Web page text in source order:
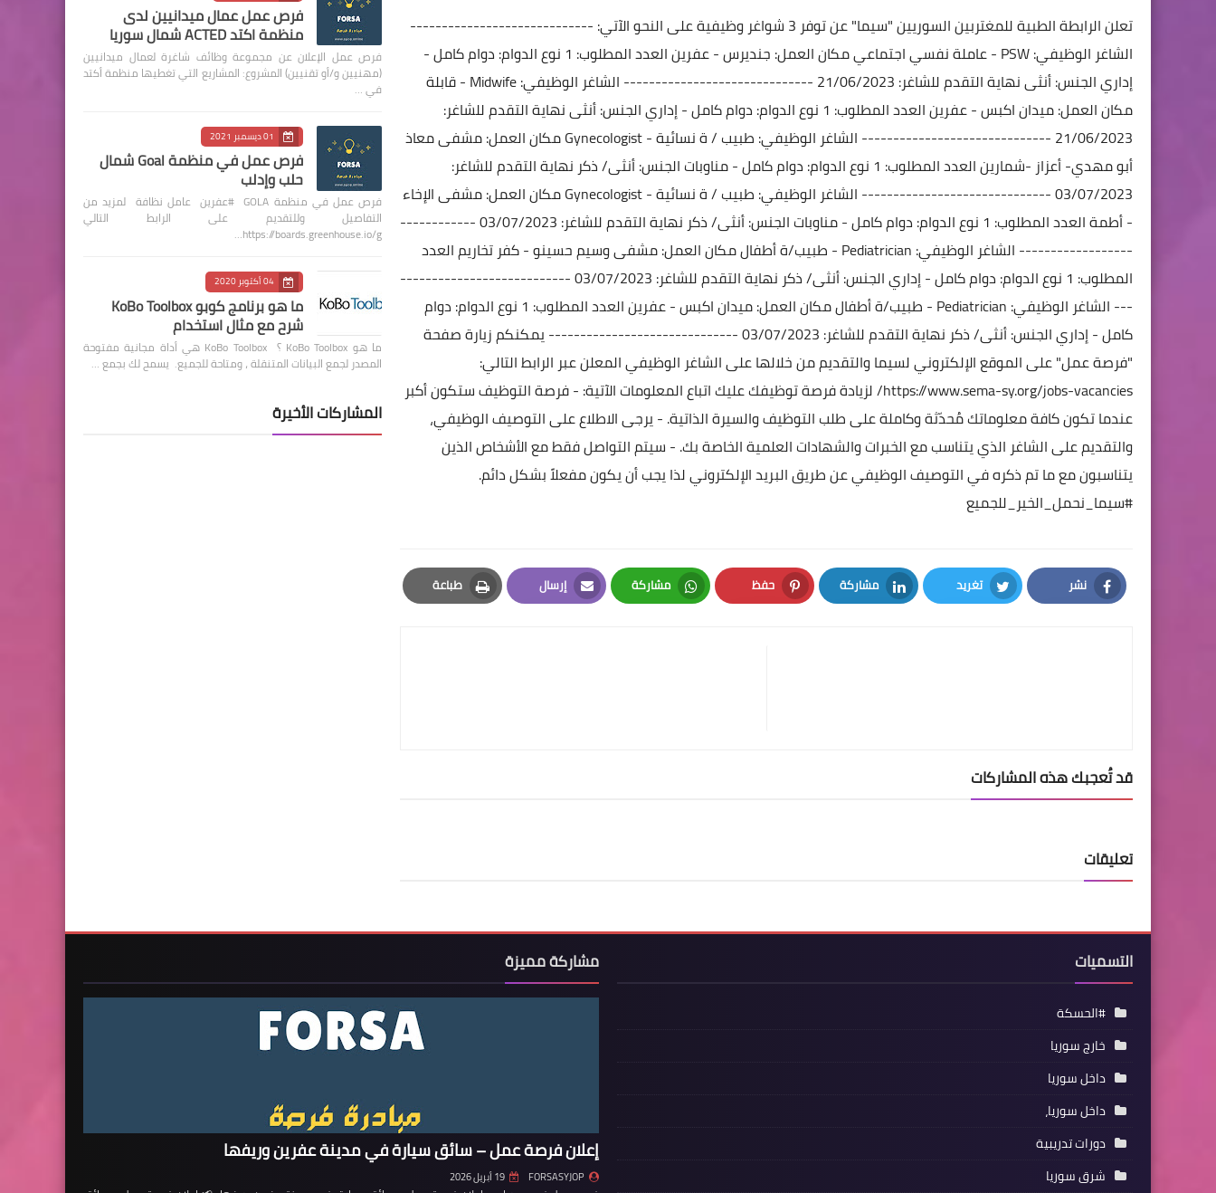
تعلن الرابطة الطبية للمغتربين السوريين "سيما" عن توفر 3 شواغر وظيفية على النحو الآتي:
-----------------------------
الشاغر الوظيفي: PSW - عاملة نفسي اجتماعي
مكان العمل: جنديرس - عفرينالعدد المطلوب: 1
نوع الدوام: دوام كامل -
إداريالجنس: أنثىنهاية التقدم للشاغر: 21/06/2023 ------------------------------ الشاغر الوظيفي: Midwife - قابلة
مكان العمل: ميدان اكبس - عفرينالعدد المطلوب: 1 نوع الدوام: دوام كامل - إداريالجنس: أنثىنهاية التقدم للشاغر:
21/06/2023
------------------------------ الشاغر الوظيفي: طبيب / ة نسائية - Gynecologist
مكان العمل: مشفى معاذ
أبو مهدي- أعزاز -شمارينالعدد المطلوب: 1 نوع الدوام: دوام كامل - مناوباتالجنس: أنثى/ ذكر نهاية التقدم للشاغر:
03/07/2023
------------------------------ الشاغر الوظيفي: طبيب / ة نسائية - Gynecologist
مكان العمل: مشفى الإخاء
- أطمةالعدد المطلوب: 1 نوع الدوام: دوام كامل - مناوباتالجنس: أنثى/ ذكر نهاية التقدم للشاغر: 03/07/2023
------------
------------------ الشاغر الوظيفي: Pediatrician - طبيب/ة أطفال مكان العمل: مشفى وسيم حسينو - كفر تخاريمالعدد
المطلوب: 1
نوع الدوام: دوام كامل - إداريالجنس: أنثى/ ذكر نهاية التقدم للشاغر: 03/07/2023
---------------------------
--- الشاغر الوظيفي: Pediatrician - طبيب/ة أطفال مكان العمل: ميدان اكبس - عفرينالعدد المطلوب: 1
نوع الدوام: دوام
كامل - إداريالجنس: أنثى/ ذكر نهاية التقدم للشاغر: 03/07/2023 ------------------------------ يمكنكم زيارة صفحة
"فرصة عمل" على الموقع الإلكتروني لسيما والتقديم من خلالها على الشاغر الوظيفي المعلن عبر الرابط التالي:
https://www.sema-sy.org/jobs-vacancies/ لزيادة فرصة توظيفك عليك اتباع المعلومات الآتية: - فرصة التوظيف ستكون أكبر
عندما تكون كافة معلوماتك مُحدّثة وكاملة على طلب التوظيف والسيرة الذاتية. - يرجى الاطلاع على التوصيف الوظيفي،
والتقديم على الشاغر الذي يتناسب مع الخبرات والشهادات العلمية الخاصة بك. - سيتم التواصل فقط مع الأشخاص الذين
يتناسبون مع ما تم ذكره في التوصيف الوظيفي عن طريق البريد الإلكتروني لذا يجب أن يكون مفعلاً بشكل دائم.
#سيما_نحمل_الخير_للجميع
نشر
Facebook
تغريد
Twitter
مشاركة
LinkedIn
حفظ
Pinterest
مشاركة
Whatsapp
إرسال
Email
طباعة
Print
قد تُعجبك هذه المشاركات
تعليقات
فرص عمل عمال ميدانيين لدى
منظمة اكتد ACTED شمال سوريا
فرص عمل الإعلان عن مجموعة وظائف شاغرة لعمال ميدانيين
(مهنيين و/أو تقنيين) المشروع: المشاريع التي تغطيها منظمة أكتد
في …
01 ديسمبر 2021
فرص عمل في منظمة Goal شمال
حلب وإدلب
فرص عمل في منظمة GOLA #عفرين عامل نظافة لمزيد من
التفاصيل وللتقديم على الرابط التالي
https://boards.greenhouse.io/g…
04 أكتوبر 2020
ما هو برنامج كوبو KoBo Toolbox
شرح مع مثال استخدام
ما هو KoBo Toolbox ؟ KoBo Toolbox هي أداة مجانية مفتوحة
المصدر لجمع البيانات المتنقلة ، ومتاحة للجميع. يسمح لك بجمع …
المشاركات الأخيرة
التسميات
#الحسكة
خارج سوريا
داخل سوريا
داخل سوريا،
دورات تدريبية
شرق سوريا
مشاركة مميزة
إعلان فرصة عمل – سائق سيارة في مدينة عفرين وريفها
FORSASYJOP 19 أبريل 2026